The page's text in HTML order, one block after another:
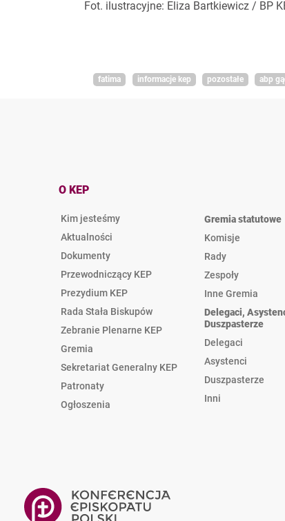
Fot. ilustracyjne: Eliza Bartkiewicz / BP
fatima informacje kep pozostałe abp
O KEP
Kim jesteśmy
Aktualności
Dokumenty
Przewodniczący KEP
Prezydium KEP
Rada Stała Biskupów
Zebranie Plenarne KEP
Gremia
Sekretariat Generalny KEP
Patronaty
Ogłoszenia
Gremia statutowe
Komisje
Rady
Zespoły
Inne Gremia
Delegaci,
Duszpasterze
Delegaci
Asystenci
Duszpasterze
Inni